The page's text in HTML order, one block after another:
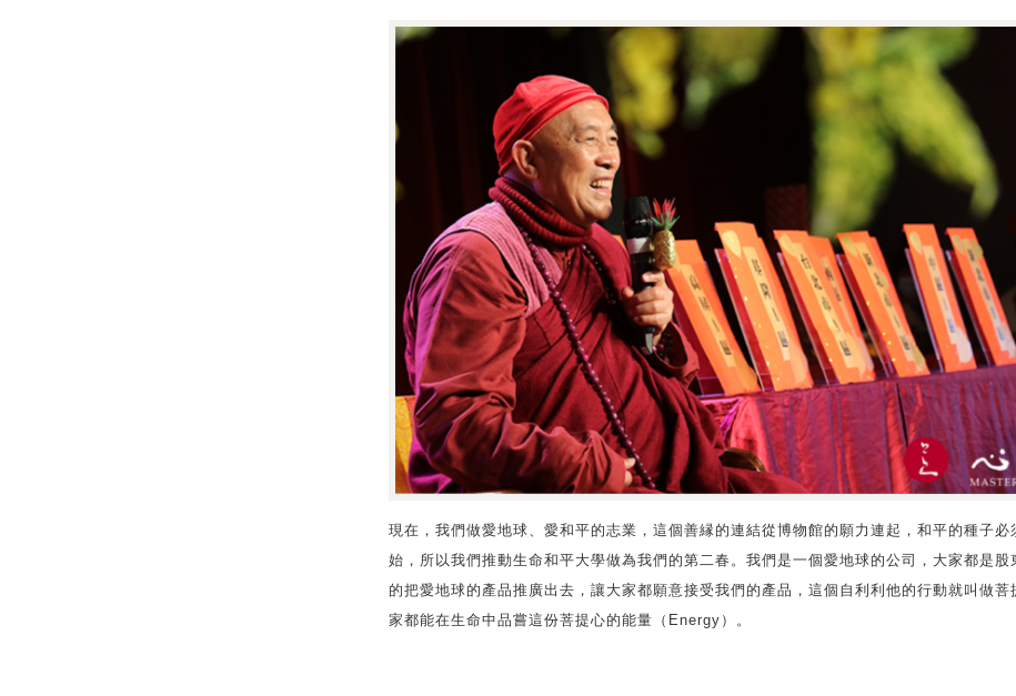
現在，我們做愛地球、愛和平的志業，這個善縁的連結從博物館的願力連起，和平的種子必
始，所以我們推動生命和平大學做為我們的第二春。我們是一個愛地球的公司，大家都是股
的把愛地球的產品推廣出去，讓大家都願意接受我們的產品，這個自利利他的行動就叫做菩
家都能在生命中品嘗這份菩提心的能量（Energy）。